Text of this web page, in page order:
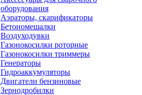
оборудования
Аэраторы, скарификаторы
Бетономешалки
Воздуходувки
Газонокосилки роторные
Газонокосилки триммеры
Генераторы
Гидроаккумуляторы
Двигатели бензиновые
Зернодробилки